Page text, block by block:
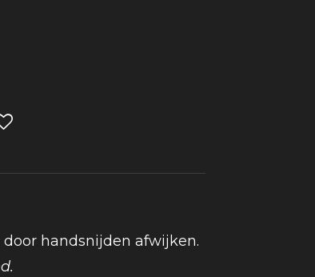
door handsnijden afwijken.